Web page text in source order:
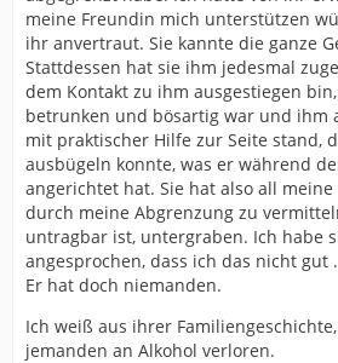
meine Freundin mich unterstützen
ihr anvertraut. Sie kannte die ganze
Stattdessen hat sie ihm jedesmal
dem Kontakt zu ihm ausgestiegen
betrunken und bösartig war und ihm
mit praktischer Hilfe zur Seite stand,
ausbügeln konnte, was er während
angerichtet hat. Sie hat also all
durch meine Abgrenzung zu
untragbar ist, untergraben. Ich habe
angesprochen, dass ich das nicht gut
Er hat doch niemanden.
Ich weiß aus ihrer
jemanden an Alkohol verloren.